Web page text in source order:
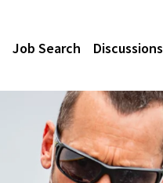
Job Search Discussions